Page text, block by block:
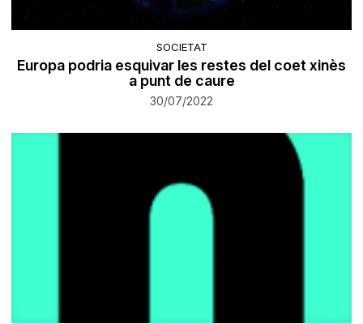
SOCIETAT
Europa podria esquivar les restes del coet xinès
a punt de caure
30/07/2022